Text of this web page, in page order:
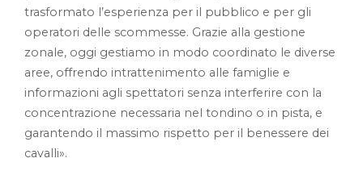
trasformato l’esperienza per il pubblico e per gli
operatori delle scommesse. Grazie alla gestione
zonale, oggi gestiamo in modo coordinato le diverse
aree, offrendo intrattenimento alle famiglie e
informazioni agli spettatori senza interferire con la
concentrazione necessaria nel tondino o in pista, e
garantendo il massimo rispetto per il benessere dei
cavalli».